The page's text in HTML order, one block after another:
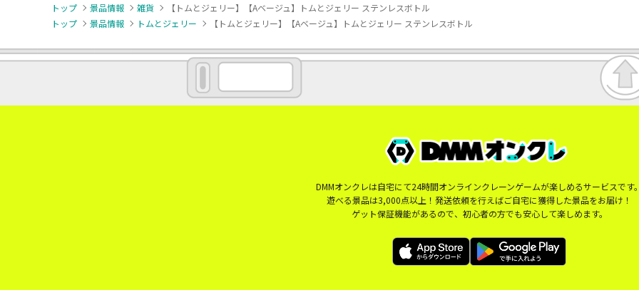
トップ 景品情報 雑貨
【トムとジェリー】【Aベージュ】トムとジェリー ステンレスボトル
トップ
景品情報 トムとジェリー 【トムとジェリー】【Aベージュ】トムとジェリー ステンレスボトル
DMMオンクレは自宅にて24時間オンラインクレーンゲームが楽しめるサービスです
遊べる景品は3,000点以上！発送依頼を行えばご自宅に獲得した景品をお届け！
ゲット保証機能があるので、初心者の方でも安心して楽しめます。